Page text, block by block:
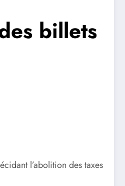
billets
l’abolition des taxes